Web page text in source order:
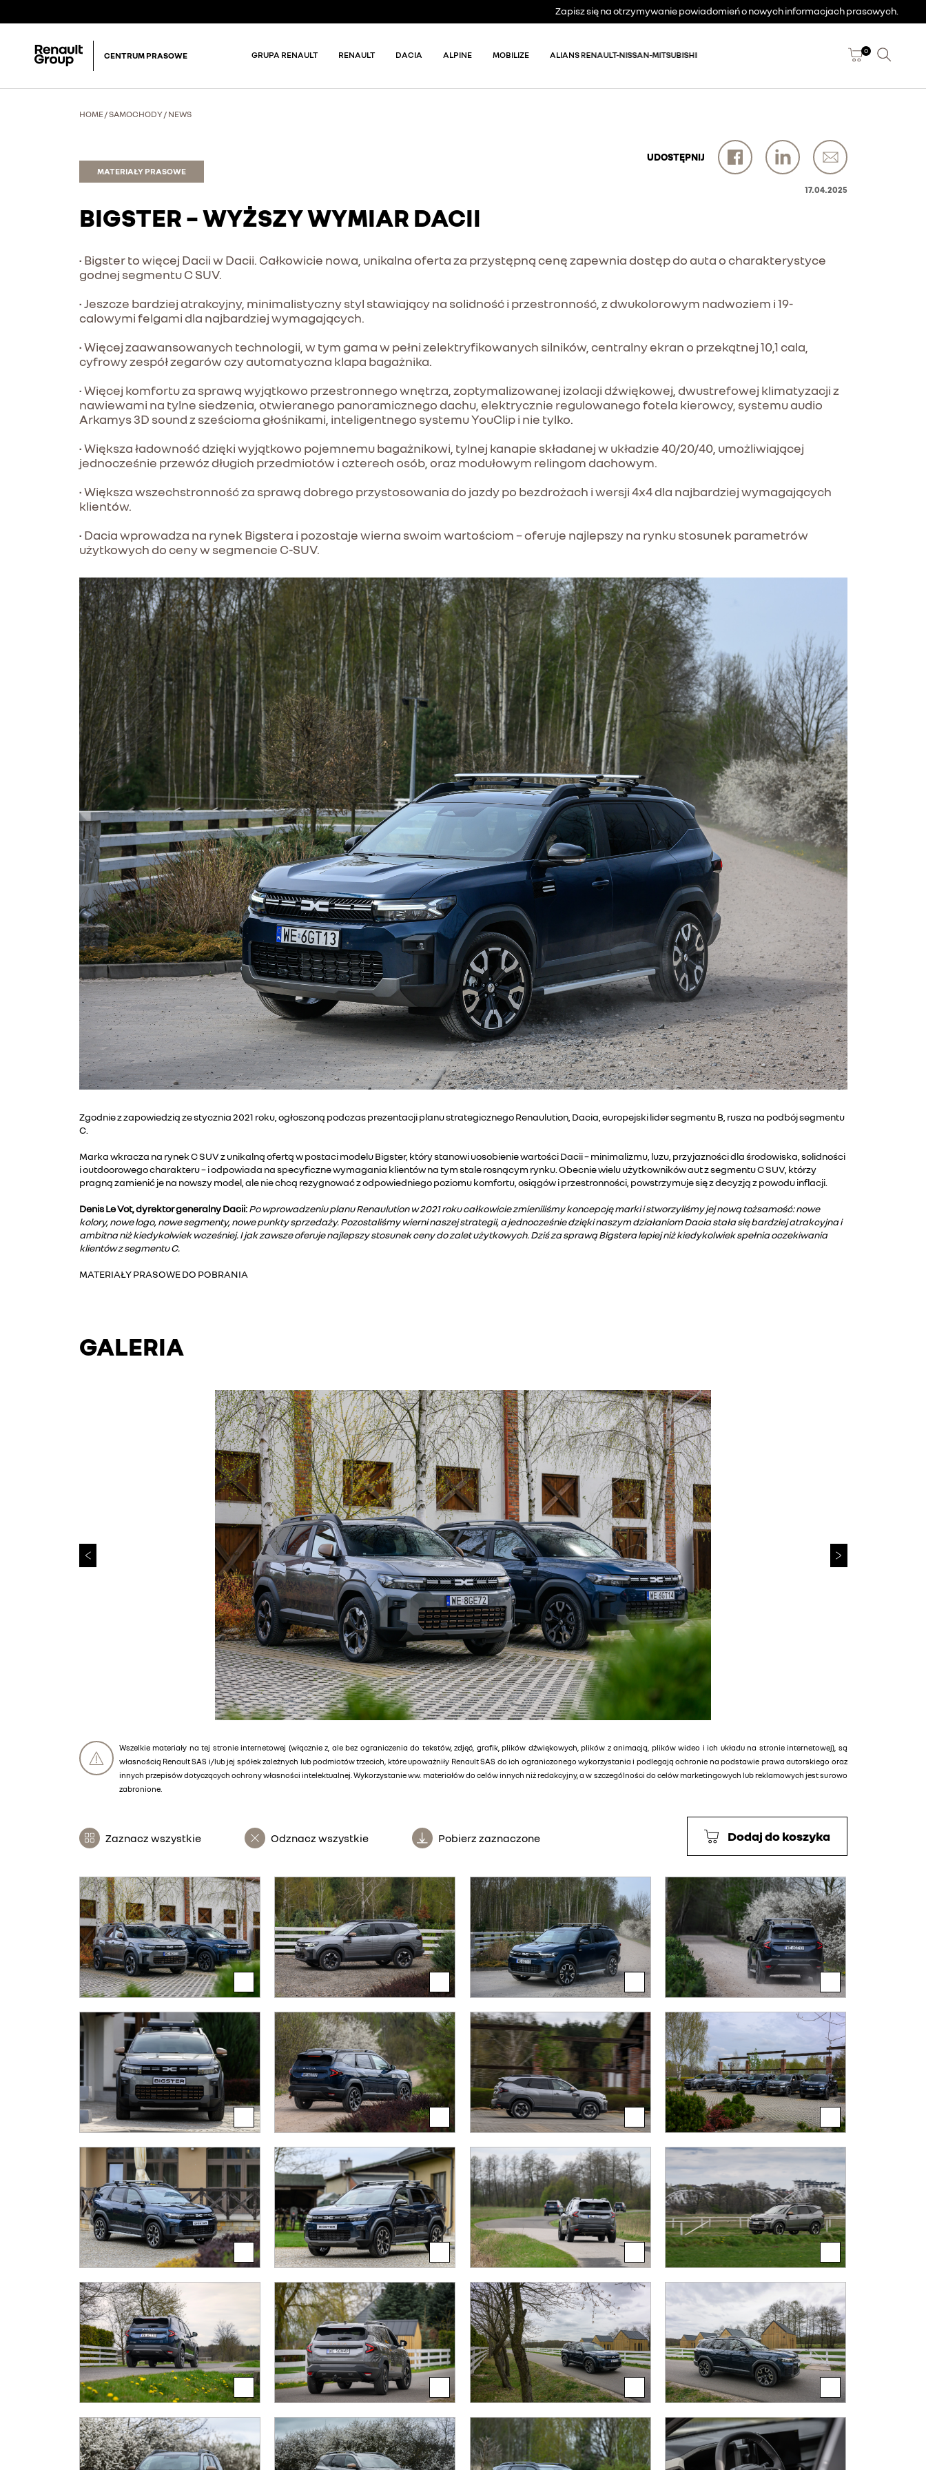
Zapisz się na otrzymywanie powiadomień o nowych informacjach prasowych.
CENTRUM PRASOWE GRUPA RENAULT RENAULT DACIA ALPINE MOBILIZE ALIANS RENAULT-NISSAN-MITSUBISHI 0
HOME/SAMOCHODY/ NEWS
MATERIAŁY PRASOWE
UDOSTĘPNIJ
17.04.2025
BIGSTER – WYŻSZY WYMIAR DACII
• Bigster to więcej Dacii w Dacii. Całkowicie nowa, unikalna oferta za przystępną cenę zapewnia dostęp do auta o charakterystyce
godnej segmentu C SUV.
• Jeszcze bardziej atrakcyjny, minimalistyczny styl stawiający na solidność i przestronność, z dwukolorowym nadwoziem i 19-
calowymi felgami dla najbardziej wymagających.
• Więcej zaawansowanych technologii, w tym gama w pełni zelektryfikowanych silników, centralny ekran o przekątnej 10,1 cala,
cyfrowy zespół zegarów czy automatyczna klapa bagażnika.
• Więcej komfortu za sprawą wyjątkowo przestronnego wnętrza, zoptymalizowanej izolacji dźwiękowej, dwustrefowej klimatyzacji z
nawiewami na tylne siedzenia, otwieranego panoramicznego dachu, elektrycznie regulowanego fotela kierowcy, systemu audio
Arkamys 3D sound z sześcioma głośnikami, inteligentnego systemu YouClip i nie tylko.
• Większa ładowność dzięki wyjątkowo pojemnemu bagażnikowi, tylnej kanapie składanej w układzie 40/20/40, umożliwiającej
jednocześnie przewóz długich przedmiotów i czterech osób, oraz modułowym relingom dachowym.
• Większa wszechstronność za sprawą dobrego przystosowania do jazdy po bezdrożach i wersji 4x4 dla najbardziej wymagających
klientów.
• Dacia wprowadza na rynek Bigstera i pozostaje wierna swoim wartościom – oferuje najlepszy na rynku stosunek parametrów
użytkowych do ceny w segmencie C-SUV.
Zgodnie z zapowiedzią ze stycznia 2021 roku, ogłoszoną podczas prezentacji planu strategicznego Renaulution, Dacia, europejski lider segmentu B, rusza na podbój segmentu
C.
Marka wkracza na rynek C SUV z unikalną ofertą w postaci modelu Bigster, który stanowi uosobienie wartości Dacii – minimalizmu, luzu, przyjazności dla środowiska, solidności
i outdoorowego charakteru – i odpowiada na specyficzne wymagania klientów na tym stale rosnącym rynku. Obecnie wielu użytkowników aut z segmentu C SUV, którzy
pragną zamienić je na nowszy model, ale nie chcą rezygnować z odpowiedniego poziomu komfortu, osiągów i przestronności, powstrzymuje się z decyzją z powodu inflacji.
Denis Le Vot, dyrektor generalny Dacii: Po wprowadzeniu planu Renaulution w 2021 roku całkowicie zmieniliśmy koncepcję marki i stworzyliśmy jej nową tożsamość: nowe
kolory, nowe logo, nowe segmenty, nowe punkty sprzedaży. Pozostaliśmy wierni naszej strategii, a jednocześnie dzięki naszym działaniom Dacia stała się bardziej atrakcyjna i
ambitna niż kiedykolwiek wcześniej. I jak zawsze oferuje najlepszy stosunek ceny do zalet użytkowych. Dziś za sprawą Bigstera lepiej niż kiedykolwiek spełnia oczekiwania
klientów z segmentu C.
MATERIAŁY PRASOWE DO POBRANIA
GALERIA
Wszelkie materiały na tej stronie internetowej (włącznie z, ale bez ograniczenia do tekstów, zdjęć, grafik, plików dźwiękowych, plików z animacją, plików wideo i ich układu na stronie internetowej), są
własnością Renault SAS i/lub jej spółek zależnych lub podmiotów trzecich, które upoważniły Renault SAS do ich ograniczonego wykorzystania i podlegają ochronie na podstawie prawa autorskiego oraz
innych przepisów dotyczących ochrony własności intelektualnej. Wykorzystanie ww. materiałów do celów innych niż redakcyjny, a w szczególności do celów marketingowych lub reklamowych jest surowo
zabronione.
Zaznacz wszystkie Odznacz wszystkie Pobierz zaznaczone Dodaj do koszyka